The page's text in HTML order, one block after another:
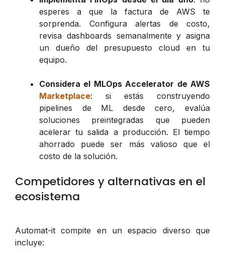
esperes a que la factura de AWS te
sorprenda. Configura alertas de costo,
revisa dashboards semanalmente y asigna
un dueño del presupuesto cloud en tu
equipo.
Considera el MLOps Accelerator de AWS
Marketplace: si estás construyendo
pipelines de ML desde cero, evalúa
soluciones preintegradas que pueden
acelerar tu salida a producción. El tiempo
ahorrado puede ser más valioso que el
costo de la solución.
Competidores y alternativas en el
ecosistema
Automat-it compite en un espacio diverso que
incluye: